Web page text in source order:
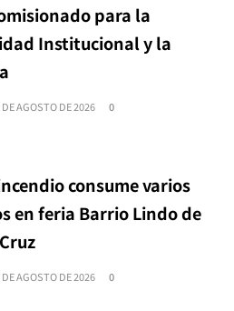
para la
Institucional y la
DE AGOSTO DE 2026 0
consume varios
en feria Barrio Lindo de
DE AGOSTO DE 2026 0